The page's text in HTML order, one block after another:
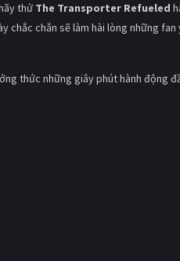
thử The Transporter Refueled
chắc chắn sẽ làm hài lòng những
thức những giây phút hành động